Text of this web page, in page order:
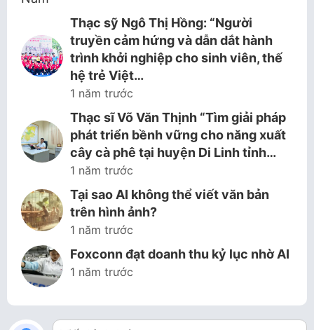
Thạc sỹ Ngô Thị Hồng: “Người
truyền cảm hứng và dẫn dắt hành
trình khởi nghiệp cho sinh viên, thế
hệ trẻ Việt…
1 năm trước
Thạc sĩ Võ Văn Thịnh “Tìm giải pháp
phát triển bềnh vững cho năng xuất
cây cà phê tại huyện Di Linh tỉnh…
1 năm trước
Tại sao AI không thể viết văn bản
trên hình ảnh?
1 năm trước
Foxconn đạt doanh thu kỷ lục nhờ AI
1 năm trước